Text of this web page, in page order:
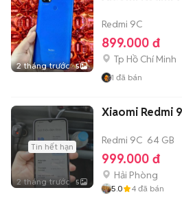
2 tháng trước 5
Redmi 9C
899.000 đ
Tp Hồ Chí Minh
1 đã bán
Tin hết hạn
2 tháng trước 5
Xiaomi Redmi
Redmi 9C 64 GB
999.000 đ
Hải Phòng
5.0 4 đã bán